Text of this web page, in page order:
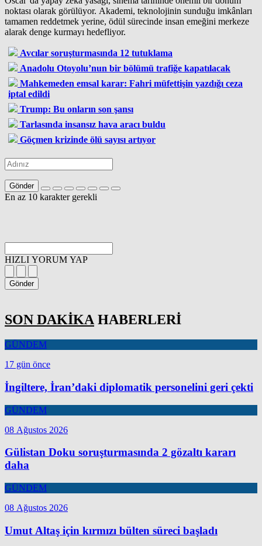
noktası olarak görülüyor. Akademi, teknolojinin sunduğu imkânları
tamamen reddetmek yerine, ödül sürecinde insan emeğini merkeze
alarak denge kurmayı hedefliyor.
Avcılar soruşturmasında 12 tutuklama
Anadolu Otoyolu’nun bir bölümü trafiğe kapatılacak
Mahkemeden emsal karar: Fahri müfettişin yazdığı ceza
iptal edildi
Trump: Bu onların son şansı
Tarlasında insansız hava aracı buldu
Göçmen krizinde ölü sayısı artıyor
Gönder
En az 10 karakter gerekli
HIZLI YORUM YAP
Gönder
SON DAKİKA HABERLERİ
GÜNDEM
17 gün önce
İngiltere, İran’daki diplomatik personelini geri çekti
GÜNDEM
08 Ağustos 2026
Gülistan Doku soruşturmasında 2 gözaltı kararı
daha
GÜNDEM
08 Ağustos 2026
Umut Altaş için kırmızı bülten süreci başladı